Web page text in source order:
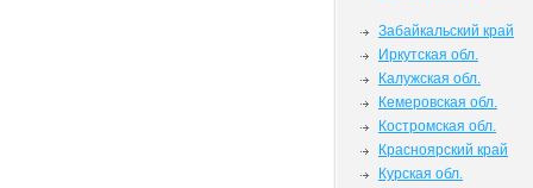
Забайкальский край
Иркутская обл.
Калужская обл.
Кемеровская обл.
Костромская обл.
Красноярский край
Курская обл.